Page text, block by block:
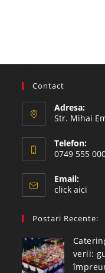
Contact
Adresa:
Str. Mihai
Telefon:
0749 555
Email:
click aici
Postari Recente:
verii: